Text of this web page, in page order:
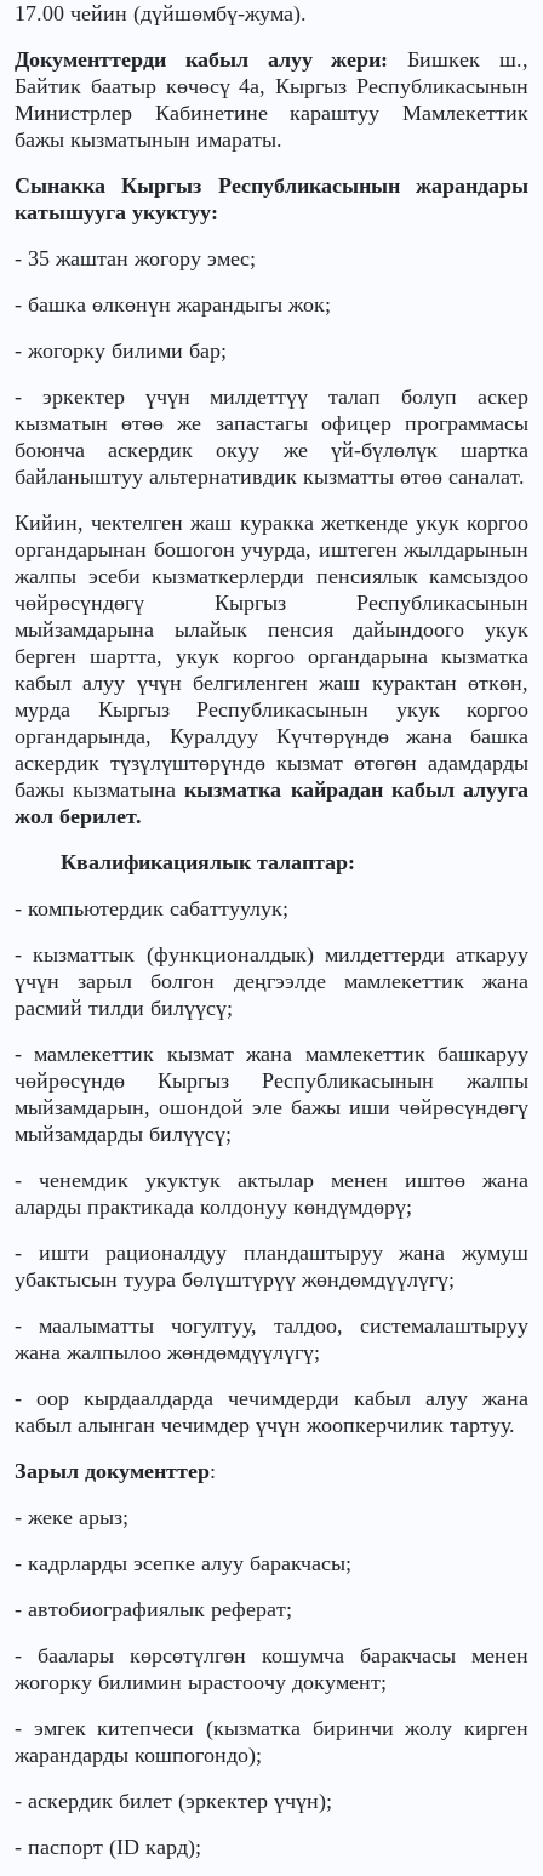
17.00 чейин (дүйшөмбү-жума).
Документтерди кабыл алуу жери: Бишкек ш.,
Байтик баатыр көчөсү 4а, Кыргыз Республикасынын
Министрлер Кабинетине караштуу Мамлекеттик
бажы кызматынын имараты.
Сынакка Кыргыз Республикасынын жарандары
катышууга укуктуу:
- 35 жаштан жогору эмес;
- башка өлкөнүн жарандыгы жок;
- жогорку билими бар;
- эркектер үчүн милдеттүү талап болуп аскер
кызматын өтөө же запастагы офицер программасы
боюнча аскердик окуу же үй-бүлөлүк шартка
байланыштуу альтернативдик кызматты өтөө саналат.
Кийин, чектелген жаш куракка жеткенде укук коргоо
органдарынан бошогон учурда, иштеген жылдарынын
жалпы эсеби кызматкерлерди пенсиялык камсыздоо
чөйрөсүндөгү Кыргыз Республикасынын
мыйзамдарына ылайык пенсия дайындоого укук
берген шартта, укук коргоо органдарына кызматка
кабыл алуу үчүн белгиленген жаш курактан өткөн,
мурда Кыргыз Республикасынын укук коргоо
органдарында, Куралдуу Күчтөрүндө жана башка
аскердик түзүлүштөрүндө кызмат өтөгөн адамдарды
бажы кызматынакызматка кайрадан кабыл алууга
жол берилет.
Квалификациялык талаптар:
- компьютердик сабаттуулук;
- кызматтык (функционалдык) милдеттерди аткаруу
үчүн зарыл болгон деңгээлде мамлекеттик жана
расмий тилди билүүсү;
- мамлекеттик кызмат жана мамлекеттик башкаруу
чөйрөсүндө Кыргыз Республикасынын жалпы
мыйзамдарын, ошондой эле бажы иши чөйрөсүндөгү
мыйзамдарды билүүсү;
- ченемдик укуктук актылар менен иштөө жана
аларды практикада колдонуу көндүмдөрү;
- ишти рационалдуу пландаштыруу жана жумуш
убактысын туура бөлүштүрүү жөндөмдүүлүгү;
- маалыматты чогултуу, талдоо, системалаштыруу
жана жалпылоо жөндөмдүүлүгү;
- оор кырдаалдарда чечимдерди кабыл алуу жана
кабыл алынган чечимдер үчүн жоопкерчилик тартуу.
Зарыл документтер:
- жеке арыз;
- кадрларды эсепке алуу баракчасы;
- автобиографиялык реферат;
- баалары көрсөтүлгөн кошумча баракчасы менен
жогорку билимин ырастоочу документ;
- эмгек китепчеси (кызматка биринчи жолу кирген
жарандарды кошпогондо);
- аскердик билет (эркектер үчүн);
- паспорт (ID кард);